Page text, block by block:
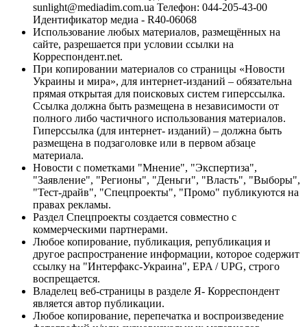
sunlight@mediadim.com.ua Телефон: 044-205-43-00
Идентификатор медиа - R40-06068
Использование любых материалов, размещённых на
сайте, разрешается при условии ссылки на
Корреспондент.net.
При копировании материалов со страницы «Новости
Украины и мира», для интернет-изданий – обязательна
прямая открытая для поисковых систем гиперссылка.
Ссылка должна быть размещена в независимости от
полного либо частичного использования материалов.
Гиперссылка (для интернет- изданий) – должна быть
размещена в подзаголовке или в первом абзаце
материала.
Новости с пометками "Мнение", "Экспертиза",
"Заявление", "Регионы", "Деньги", "Власть", "Выборы",
"Тест-драйв", "Спецпроекты", "Промо" публикуются на
правах рекламы.
Раздел Спецпроекты создается совместно с
коммерческими партнерами.
Любое копирование, публикация, републикация и
другое распространение информации, которое содержит
ссылку на "Интерфакс-Украина", EPA / UPG, строго
воспрещается.
Владелец веб-страницы в разделе Я- Корреспондент
является автор публикации.
Любое копирование, перепечатка и воспроизведение